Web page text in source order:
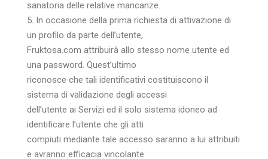
sanatoria delle relative mancanze.
5. In occasione della prima richiesta di attivazione di
un profilo da parte dell’utente,
Fruktosa.com attribuirà allo stesso nome utente ed
una password. Quest’ultimo
riconosce che tali identificativi costituiscono il
sistema di validazione degli accessi
dell’utente ai Servizi ed il solo sistema idoneo ad
identificare l’utente che gli atti
compiuti mediante tale accesso saranno a lui attribuiti
e avranno efficacia vincolante